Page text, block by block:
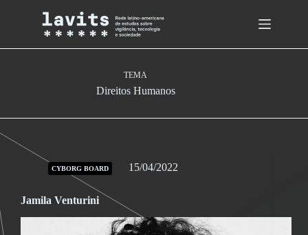
TEMA
Direitos Humanos
CYBORG BOARD 15/04/2022
Jamila Venturini